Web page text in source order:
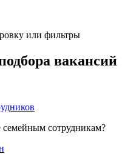
или фильтры
вакансий
семейным сотрудникам?